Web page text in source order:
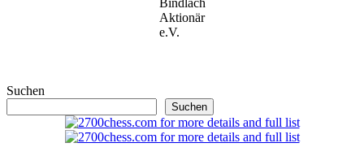
Aktionär
e.V.
Suchen
Suchen